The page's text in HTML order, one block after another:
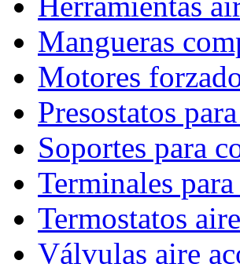
Mangueras
Motores
Presostatos
Soportes para
Terminales
Termostatos
Válvulas aire